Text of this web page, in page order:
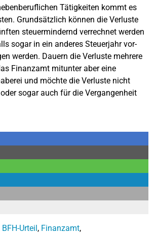
Tätigkeiten kommt es
Grundsätzlich können die Verluste
steuermindernd verrechnet werden
sogar in ein anderes Steuerjahr vor-
werden. Dauern die Verluste mehrere
Finanzamt mitunter aber eine
und möchte die Verluste nicht
sogar auch für die Vergangenheit
BFH-Urteil, Finanzamt,